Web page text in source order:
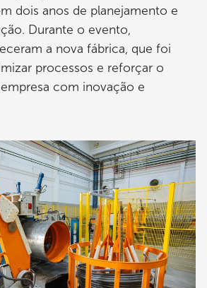
dois anos de planejamento e
Durante o evento,
a nova fábrica, que foi
processos e reforçar o
com inovação e